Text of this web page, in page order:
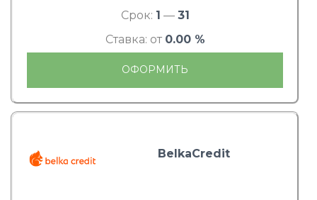
Срок: 1 — 31
Ставка: от 0.00 %
ОФОРМИТЬ
BelkaCredit